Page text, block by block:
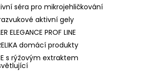
séra pro mikrojehličkování
aktivní gely
ELEGANCE PROF LINE
domácí produkty
s rýžovým extraktem